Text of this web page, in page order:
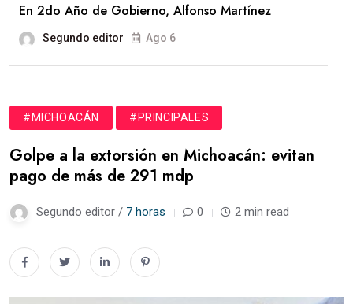
En 2do Año de Gobierno, Alfonso Martínez
Segundo editor Ago 6
#MICHOACÁN #PRINCIPALES
Golpe a la extorsión en Michoacán: evitan
pago de más de 291 mdp
Segundo editor / 7 horas 0 2 min read